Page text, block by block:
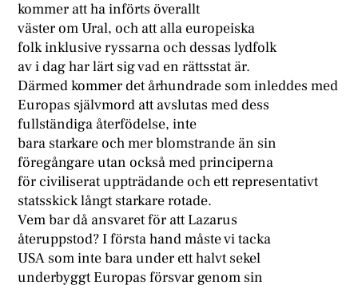
kommer att ha införts överallt
väster om Ural, och att alla europeiska
folk inklusive ryssarna och dessas lydfolk
av i dag har lärt sig vad en rättsstat är.
Därmed kommer det århundrade som inleddes med
Europas självmord att avslutas med dess
fullständiga återfödelse, inte
bara starkare och mer blomstrande än sin
föregångare utan också med principerna
för civiliserat uppträdande och ett representativt
statsskick långt starkare rotade.
Vem bar då ansvaret för att Lazarus
återuppstod? I första hand måste vi tacka
USA som inte bara under ett halvt sekel
underbyggt Europas försvar genom sin